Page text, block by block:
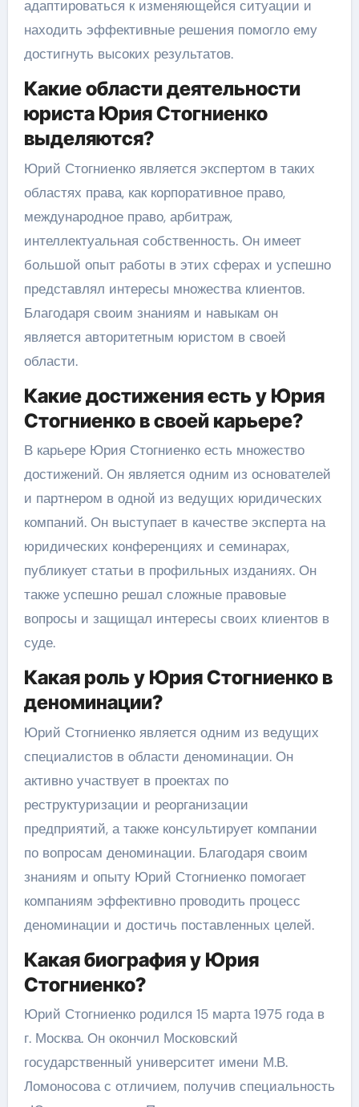
адаптироваться к изменяющейся ситуации и
находить эффективные решения помогло ему
достигнуть высоких результатов.
Какие области деятельности
юриста Юрия Стогниенко
выделяются?
Юрий Стогниенко является экспертом в таких
областях права, как корпоративное право,
международное право, арбитраж,
интеллектуальная собственность. Он имеет
большой опыт работы в этих сферах и успешно
представлял интересы множества клиентов.
Благодаря своим знаниям и навыкам он
является авторитетным юристом в своей
области.
Какие достижения есть у Юрия
Стогниенко в своей карьере?
В карьере Юрия Стогниенко есть множество
достижений. Он является одним из основателей
и партнером в одной из ведущих юридических
компаний. Он выступает в качестве эксперта на
юридических конференциях и семинарах,
публикует статьи в профильных изданиях. Он
также успешно решал сложные правовые
вопросы и защищал интересы своих клиентов в
суде.
Какая роль у Юрия Стогниенко в
деноминации?
Юрий Стогниенко является одним из ведущих
специалистов в области деноминации. Он
активно участвует в проектах по
реструктуризации и реорганизации
предприятий, а также консультирует компании
по вопросам деноминации. Благодаря своим
знаниям и опыту Юрий Стогниенко помогает
компаниям эффективно проводить процесс
деноминации и достичь поставленных целей.
Какая биография у Юрия
Стогниенко?
Юрий Стогниенко родился 15 марта 1975 года в
г. Москва. Он окончил Московский
государственный университет имени М.В.
Ломоносова с отличием, получив специальность